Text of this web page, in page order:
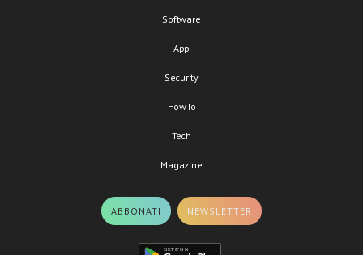
Software
App
Security
HowTo
Tech
Magazine
ABBONATI NEWSLETTER